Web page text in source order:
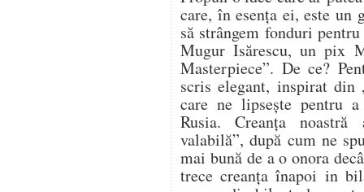
care, în esența ei, este un
să strângem fonduri
Mugur Isărescu, un pix
Masterpiece”. De ce?
scris elegant, inspirat din
care ne lipsește pentru
Rusia. Creanța noastră
valabilă”, după cum ne
mai bună de a o onora
trece creanța înapoi in